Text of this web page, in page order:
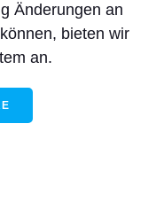
Änderungen an
bieten wir
an.